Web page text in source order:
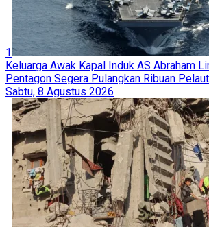
1
Keluarga Awak Kapal Induk AS Abraham
Pentagon Segera Pulangkan Ribuan
Sabtu, 8 Agustus 2026